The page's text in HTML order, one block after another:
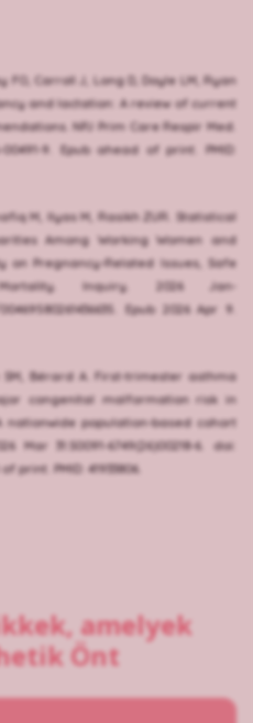
FO, Carroll J, Long D, Doyle LM, Ryan
and lactation: A review of current
NPJ Prim Care Respir Med.
00491-9. Epub ahead of print. PMID:
M, Ilyas M, Rasikh ZUR. Statistical
Among Working Women and
on Pregnancy-Related Issues, Safe
Inquiry. 2026 Jan-
Epub 2026 Apr 9.
SM, Bérard A. First-trimester asthma
congenital malformation risk in
population-based cohort
31:S0091-6749(26)00218-6. doi:
print. PMID: 41933806.
amelyek
Önt